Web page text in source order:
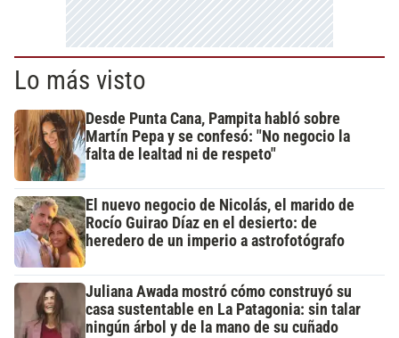
Lo más visto
Desde Punta Cana, Pampita habló sobre
Martín Pepa y se confesó: "No negocio la
falta de lealtad ni de respeto"
El nuevo negocio de Nicolás, el marido de
Rocío Guirao Díaz en el desierto: de
heredero de un imperio a astrofotógrafo
Juliana Awada mostró cómo construyó su
casa sustentable en La Patagonia: sin talar
ningún árbol y de la mano de su cuñado